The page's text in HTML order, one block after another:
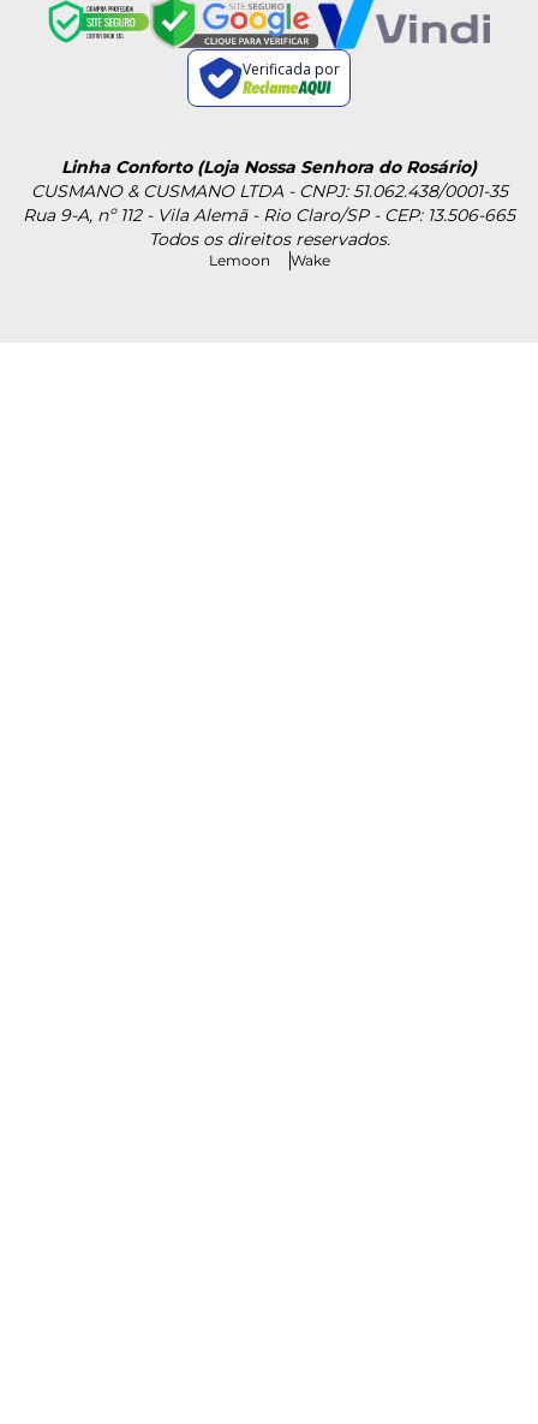
Verificada por
Linha Conforto (Loja Nossa Senhora do Rosário)
CUSMANO & CUSMANO LTDA - CNPJ: 51.062.438/0001-35
Rua 9-A, nº 112 - Vila Alemã - Rio Claro/SP - CEP: 13.506-665
Todos os direitos reservados.
Lemoon Wake